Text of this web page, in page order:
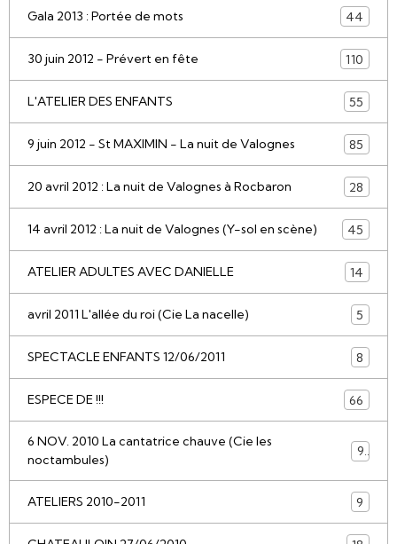
Gala 2013 : Portée de mots 44
30 juin 2012 - Prévert en fête 110
L'ATELIER DES ENFANTS 55
9 juin 2012 - St MAXIMIN - La nuit de Valognes 85
20 avril 2012 : La nuit de Valognes à Rocbaron 28
14 avril 2012 : La nuit de Valognes (Y-sol en scène) 45
ATELIER ADULTES AVEC DANIELLE 14
avril 2011 L'allée du roi (Cie La nacelle) 5
SPECTACLE ENFANTS 12/06/2011 8
ESPECE DE !!! 66
6 NOV. 2010 La cantatrice chauve (Cie les
noctambules)
9
ATELIERS 2010-2011 9